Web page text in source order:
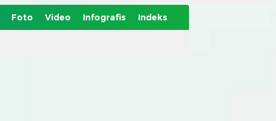
Foto Video Infografis Indeks